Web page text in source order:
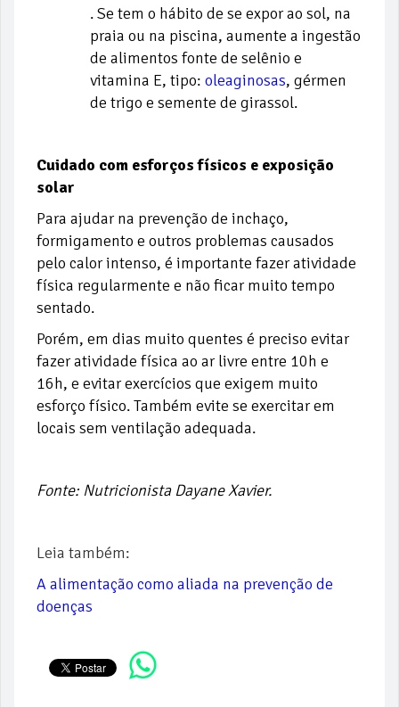
. Se tem o hábito de se expor ao sol, na
praia ou na piscina, aumente a ingestão
de alimentos fonte de selênio e
vitamina E, tipo: oleaginosas, gérmen
de trigo e semente de girassol.
Cuidado com esforços físicos e exposição
solar
Para ajudar na prevenção de inchaço,
formigamento e outros problemas causados
pelo calor intenso, é importante fazer atividade
física regularmente e não ficar muito tempo
sentado.
Porém, em dias muito quentes é preciso evitar
fazer atividade física ao ar livre entre 10h e
16h, e evitar exercícios que exigem muito
esforço físico. Também evite se exercitar em
locais sem ventilação adequada.
Fonte: Nutricionista Dayane Xavier.
Leia também:
A alimentação como aliada na prevenção de
doenças